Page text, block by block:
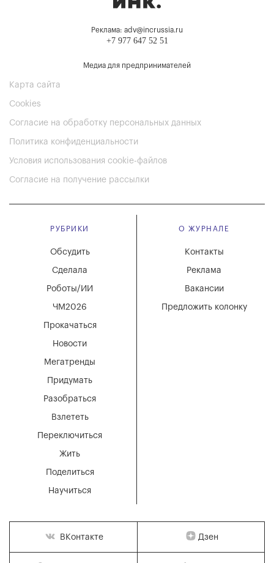
Реклама: adv@incrussia.ru
+7 977 647 52 51
Медиа для предпринимателей
Карта сайта
Cookies
Согласие на обработку персональных данных
Политика конфиденциальности
Условия использования cookie-файлов
Согласие на получение рассылки
РУБРИКИ
Мегатренды
Придумать
Разобраться
Взлететь
Новости
Переключиться
Жить
Поделиться
Научиться
Обсудить
Сделала
Роботы/ИИ
ЧМ2026
Прокачаться
О ЖУРНАЛЕ
Вакансии
Реклама
Контакты
Предложить колонку
ВКонтакте Дзен